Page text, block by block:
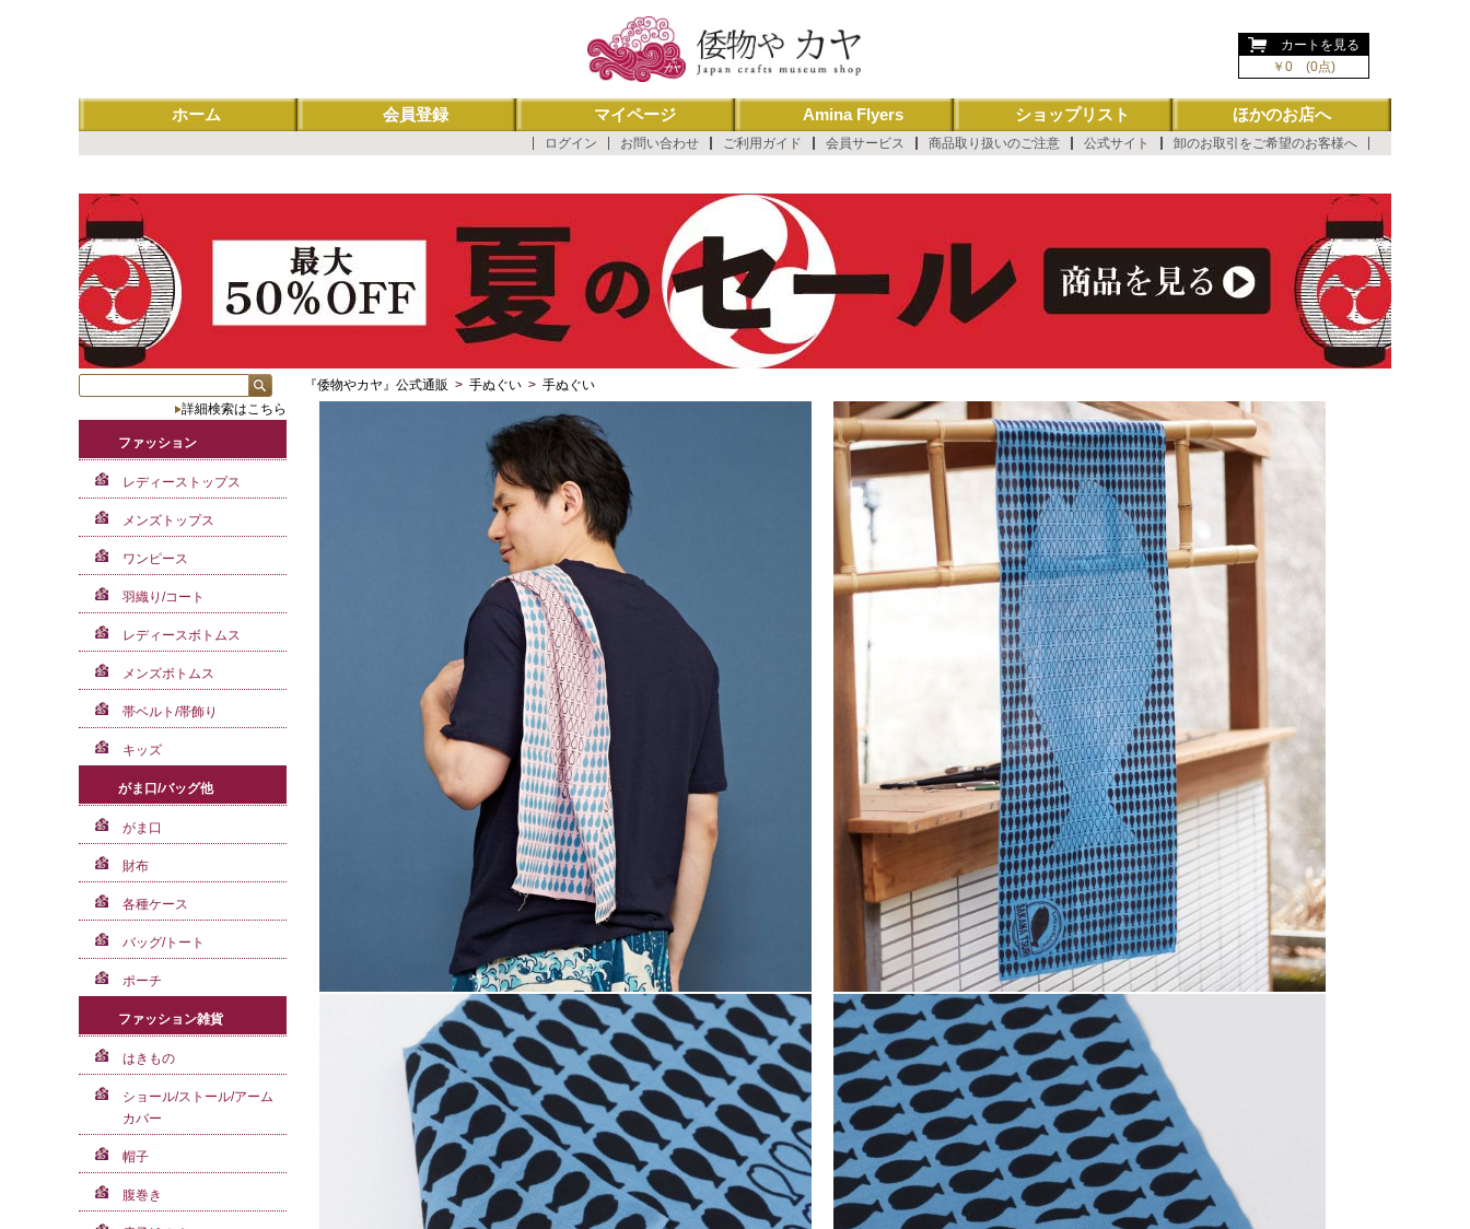
カートを見る
￥0 (0点)
ホーム 会員登録 マイページ Amina Flyers ショップリスト ほかのお店へ
卸のお取引をご希望のお客様へ
公式サイト
商品取り扱いのご注意
会員サービス
ご利用ガイド
お問い合わせ
ログイン
『倭物やカヤ』公式通販 > 手ぬぐい > 手ぬぐい
詳細検索はこちら
ファッション
レディーストップス
メンズトップス
ワンピース
羽織り/コート
レディースボトムス
メンズボトムス
帯ベルト/帯飾り
キッズ
がま口/バッグ他
がま口
財布
各種ケース
バッグ/トート
ポーチ
ファッション雑貨
はきもの
ショール/ストール/アーム
カバー
帽子
腹巻き